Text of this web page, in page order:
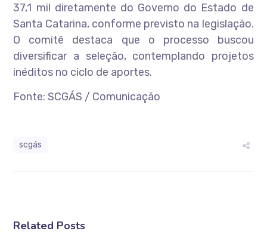
37,1 mil diretamente do Governo do Estado de
Santa Catarina, conforme previsto na legislação.
O comitê destaca que o processo buscou
diversificar a seleção, contemplando projetos
inéditos no ciclo de aportes.
Fonte: SCGÁS / Comunicação
scgás
Related Posts